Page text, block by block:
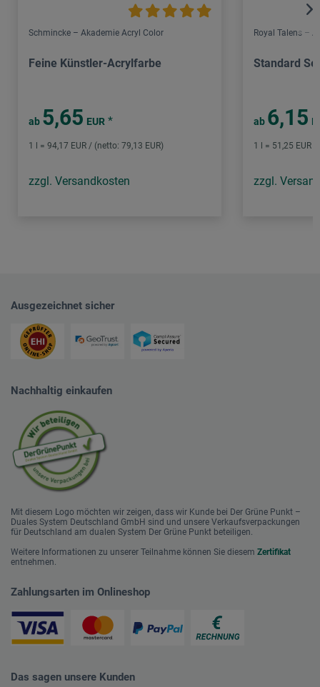
Schmincke – Akademie Acryl Color
Feine Künstler-Acrylfarbe
ab 5,65 EUR *
1 l = 94,17 EUR / (netto: 79,13 EUR)
zzgl. Versandkosten
Royal Talens –
Standard
ab 6,15
1 l = 51,25 EUR
zzgl.
Ausgezeichnet sicher
Nachhaltig einkaufen
Mit diesem Logo möchten wir zeigen, dass wir Kunde bei Der Grüne Punkt –
Duales System Deutschland GmbH sind und unsere Verkaufsverpackungen
für Deutschland am dualen System Der Grüne Punkt beteiligen.
Weitere Informationen zu unserer Teilnahme können Sie diesem Zertifikat
entnehmen.
Zahlungsarten im Onlineshop
Das sagen unsere Kunden